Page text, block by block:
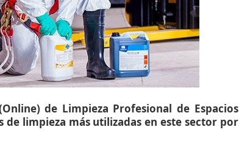
de Limpieza Profesional de Espacios
de limpieza más utilizadas en este sector por